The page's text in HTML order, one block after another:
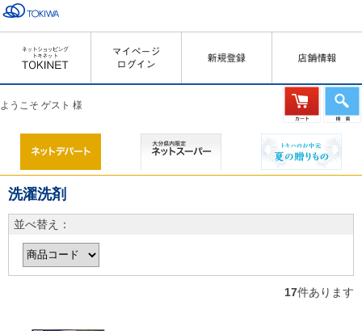
ようこそ ゲスト 様
洗濯洗剤
並べ替え：
17件あります